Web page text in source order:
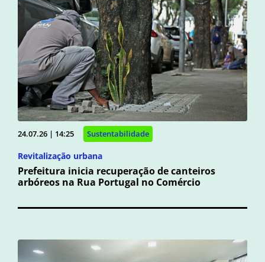
24.07.26 | 14:25 Sustentabilidade
Revitalização urbana
Prefeitura inicia recuperação de canteiros
arbóreos na Rua Portugal no Comércio